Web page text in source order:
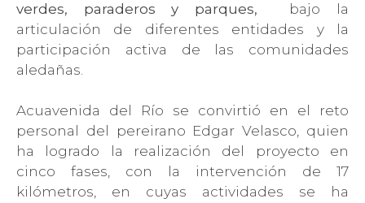
verdes, paraderos y parques,
bajo la
articulación de diferentes entidades y la
participación activa de las comunidades
aledañas.
Acuavenida del Río se convirtió en el reto
personal del pereirano Edgar Velasco, quien
ha logrado la realización del proyecto en
cinco fases, con la intervención de 17
kilómetros, en cuyas actividades se ha